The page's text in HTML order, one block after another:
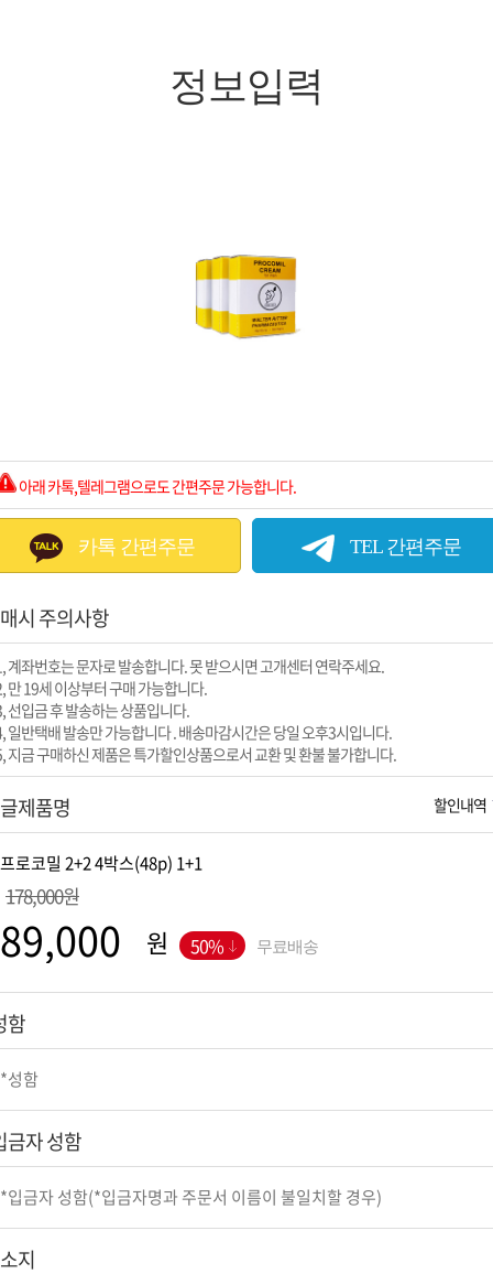
정보입력
아래 카톡,텔레그램으로도 간편주문 가능합니다.
카톡 간편주문 TEL 간편주문
시 주의사항
계좌번호는 문자로 발송합니다. 못 받으시면 고개센터 연락주세요.
만 19세 이상부터 구매 가능합니다.
선입금 후 발송하는 상품입니다.
일반택배 발송만 가능합니다 . 배송마감시간은 당일 오후3시입니다.
지금 구매하신 제품은 특가할인상품으로서 교환 및 환불 불가합니다.
제품명 할인내역
178,000원
원 50% 무료배송
함
금자 성함
지